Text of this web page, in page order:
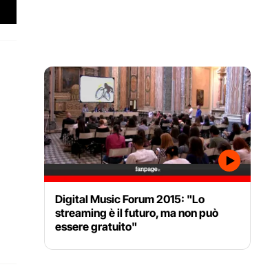
Digital Music Forum 2015: "Lo
streaming è il futuro, ma non può
essere gratuito"